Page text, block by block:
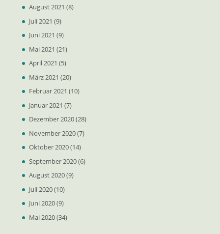
August 2021 (8)
Juli 2021 (9)
Juni 2021 (9)
Mai 2021 (21)
April 2021 (5)
März 2021 (20)
Februar 2021 (10)
Januar 2021 (7)
Dezember 2020(28)
November 2020(7)
Oktober 2020(14)
September 2020(6)
August 2020(9)
Juli 2020(10)
Juni 2020(9)
Mai 2020(34)